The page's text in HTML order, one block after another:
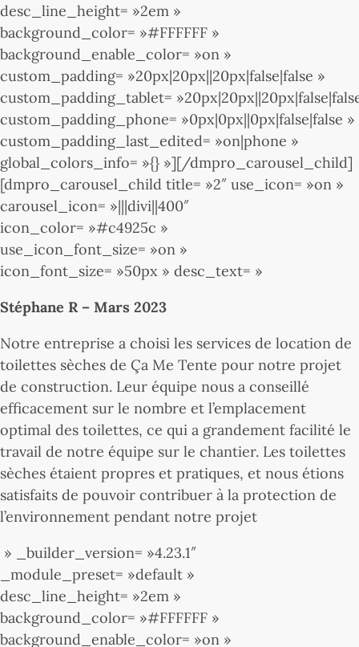
desc_line_height= »2em »
background_color= »#FFFFFF »
background_enable_color= »on »
custom_padding= »20px|20px||20px|false|false »
custom_padding_tablet=
custom_padding_phone= »0px|0px||0px|false|false »
custom_padding_last_edited= »on|phone »
global_colors_info= »{} »][/dmpro_carousel_child]
[dmpro_carousel_child title= »2″ use_icon= »on »
carousel_icon= »|||divi||400″
icon_color= »#c4925c »
use_icon_font_size= »on »
icon_font_size= »50px » desc_text= »
Stéphane R – Mars 2023
Notre entreprise a choisi les services de location de
toilettes sèches de Ça Me Tente pour notre projet
de construction. Leur équipe nous a conseillé
efficacement sur le nombre et l’emplacement
optimal des toilettes, ce qui a grandement facilité le
travail de notre équipe sur le chantier. Les toilettes
sèches étaient propres et pratiques, et nous étions
satisfaits de pouvoir contribuer à la protection de
l’environnement pendant notre projet
» _builder_version= »4.23.1″
_module_preset= »default »
desc_line_height= »2em »
background_color= »#FFFFFF »
background_enable_color= »on »